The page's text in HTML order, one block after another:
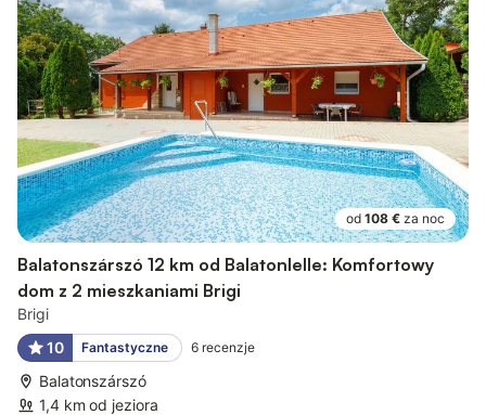
od 108 € za noc
Balatonszárszó 12 km od Balatonlelle: Komfortowy
dom z 2 mieszkaniami Brigi
Brigi
10
Fantastyczne 6 recenzje
Balatonszárszó
1,4 km od jeziora